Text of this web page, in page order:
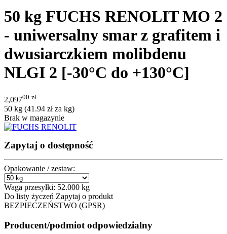
50 kg FUCHS RENOLIT MO 2
- uniwersalny smar z grafitem i
dwusiarczkiem molibdenu
NLGI 2 [-30°C do +130°C]
2,09700 zł
50 kg (41.94 złza kg)
Brak w magazynie
Zapytaj o dostępność
Opakowanie / zestaw:
Waga przesyłki: 52.000 kg
Do listy życzeń Zapytaj o produkt
BEZPIECZEŃSTWO (GPSR)
Producent/podmiot odpowiedzialny